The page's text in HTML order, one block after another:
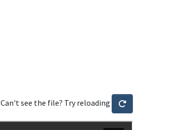
Can't see the file? Try reloading